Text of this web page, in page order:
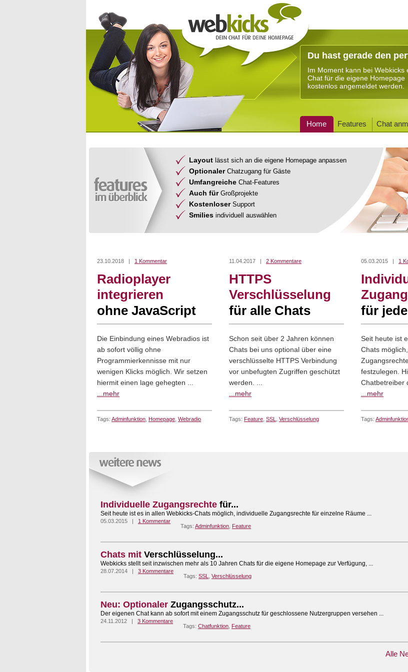
Du hast gerade den
Im Moment kann bei Webkicks
Chat für die eigene Homepage
kostenlos angemeldet werden.
Home Features Chat
Layout lässt sich an die eigene Homepage anpassen
OptionalerChatzugang für Gäste
Umfangreiche Chat-Features
Auch fürGroßprojekte
KostenloserSupport
Smilies individuell auswählen
23.10.2018 | 1 Kommentar
Radioplayer
integrieren
ohne JavaScript
Die Einbindung eines Webradios ist
ab sofort völlig ohne
Programmierkennisse mit nur
wenigen Klicks möglich. Wir setzen
hiermit einen lage gehegten ...
...mehr
Tags: Adminfunktion Homepage Webradio
11.04.2017 | 2 Kommentare
HTTPS
Verschlüsselung
für alle Chats
Schon seit über 2 Jahren können
Chats bei uns optional über eine
verschlüsselte HTTPS Verbindung
vor unbefugten Zugriffen geschützt
werden. ...
...mehr
Tags: Feature SSL Verschlüsselung
05.03.2015 | 1
für
Seit heute ist
Chats
festzulegen.
Chatbetreiber
...mehr
Tags:
Individuelle Zugangsrechte für...
Seit heute ist es in allen Webkicks-Chats möglich, individuelle Zugangsrechte für einzelne Räume ...
05.03.2015 | 1 Kommentar
Tags: Adminfunktion Feature
Chats mit Verschlüsselung...
Webkicks stellt seit inzwischen mehr als 10 Jahren Chats für die eigene Homepage zur Verfügung, ...
28.07.2014 | 3 Kommentare
Tags: SSL Verschlüsselung
Neu: Optionaler Zugangsschutz...
Der eigenen Chat kann ab sofort mit einem Zugangsschutz für geschlossene Nutzergruppen versehen ...
24.11.2012 | 3 Kommentare
Tags: Chatfunktion Feature
Alle